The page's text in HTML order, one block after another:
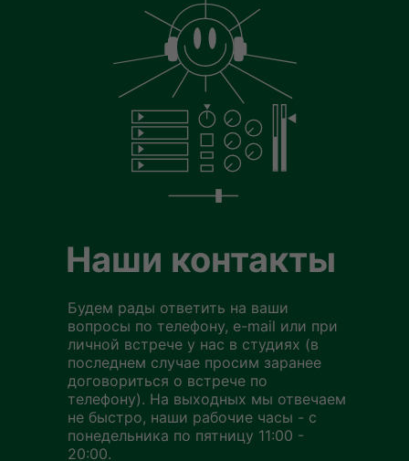
Наши контакты
Будем рады ответить на ваши
вопросы по телефону, e-mail или при
личной встрече у нас в студиях (в
последнем случае просим заранее
договориться о встрече по
телефону). На выходных мы отвечаем
не быстро, наши рабочие часы - с
понедельника по пятницу 11:00 -
20:00.